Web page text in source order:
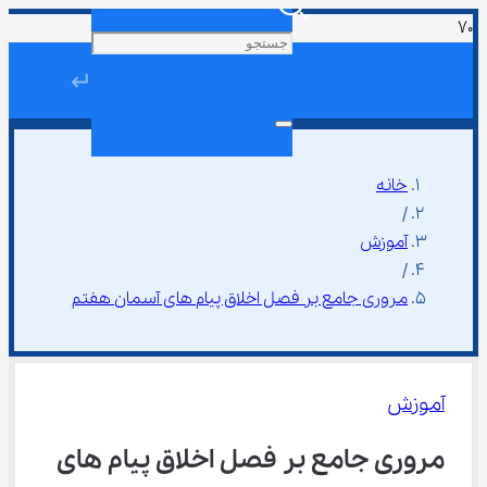
↵
خانه
/
آموزش
/
مروری جامع بر فصل اخلاق پیام‌ های آسمان هفتم
آموزش
مروری جامع بر فصل اخلاق پیام‌ های